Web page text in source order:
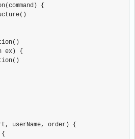
{
ex) {
userName, order) {